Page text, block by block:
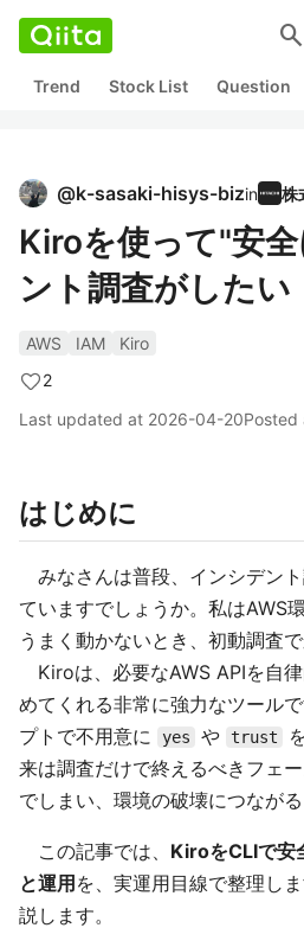
search
Trend Stock List Question
@k-sasaki-hisys-bizin
Kiroを使って"安
ント調査がしたい
AWS IAM
Kiro
2
Last updated at 2026-04-20Posted
はじめに
みなさんは普段、インシデン
ていますでしょうか。私はAWS
うまく動かないとき、初動調査
Kiroは、必要なAWS APIを自
めてくれる非常に強力なツール
プトで不用意に
yes や trust
来は調査だけで終えるべきフェ
でしまい、環境の破壊につながる
この記事では、 KiroをCLIで安
と運用 を、実運用目線で整理し
説します。